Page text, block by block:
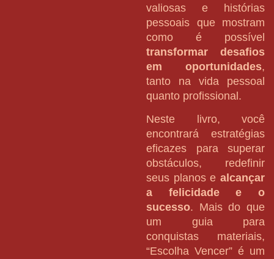
valiosas e histórias
pessoais que mostram
como é possível
transformar desafios
em oportunidades,
tanto na vida pessoal
quanto profissional.
Neste livro, você
encontrará estratégias
eficazes para superar
obstáculos, redefinir
seus planos e alcançar
a felicidade e o
sucesso. Mais do que
um guia para
conquistas materiais,
“Escolha Vencer” é um